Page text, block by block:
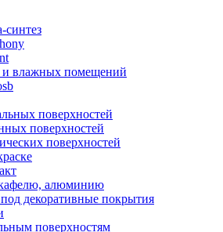
синтез
и влажных помещений
поверхностей
поверхностей
поверхностей
кафелю, алюминию
декоративные покрытия
поверхностям